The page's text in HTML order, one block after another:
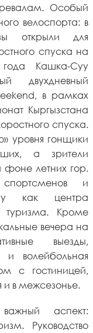
Особый
велоспорта: в
открыли для
спуска на
Кашка-Суу
двухдневный
в рамках
Кыргызстана
спуска.
уровня гонщики
а зрители
летних гор.
и
как центра
туризма. Кроме
вечера на
выезды,
волейбольная
с гостиницей,
и в межсезонье.
аспект:
Руководство